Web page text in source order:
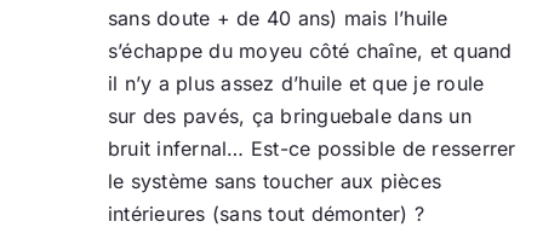
sans doute + de 40 ans) mais l’huile
s’échappe du moyeu côté chaîne, et quand
il n’y a plus assez d’huile et que je roule
sur des pavés, ça bringuebale dans un
bruit infernal… Est-ce possible de resserrer
le système sans toucher aux pièces
intérieures (sans tout démonter) ?